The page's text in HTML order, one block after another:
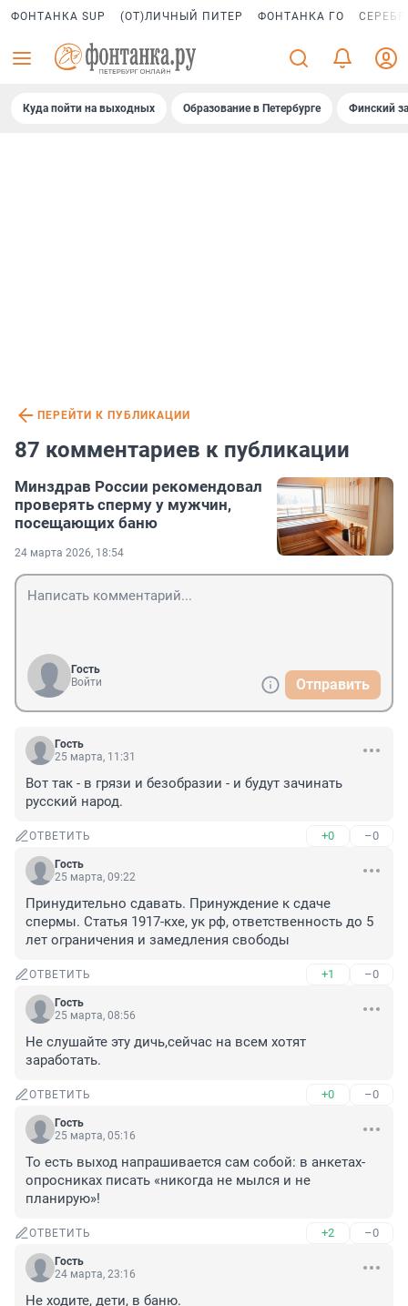
ФОНТАНКА SUP (ОТ)ЛИЧНЫЙ ПИТЕР ФОНТАНКА ГО
Куда пойти на выходных Образование в Петербурге Финский
ПЕРЕЙТИ К ПУБЛИКАЦИИ
87 комментариев к публикации
Минздрав России рекомендовал
проверять сперму у мужчин,
посещающих баню
24 марта 2026, 18:54
Гость
Войти
Отправить
Гость
25 марта, 11:31
Вот так - в грязи и безобразии - и будут зачинать
русский народ.
ОТВЕТИТЬ +0 –0
Гость
25 марта, 09:22
Принудительно сдавать. Принуждение к сдаче
спермы. Статья 1917-кхе, ук рф, ответственность до 5
лет ограничения и замедления свободы
ОТВЕТИТЬ +1 –0
Гость
25 марта, 08:56
Не слушайте эту дичь,сейчас на всем хотят
заработать.
ОТВЕТИТЬ +0 –0
Гость
25 марта, 05:16
То есть выход напрашивается сам собой: в анкетах-
опросниках писать «никогда не мылся и не
планирую»!
ОТВЕТИТЬ +2 –0
Гость
24 марта, 23:16
Не ходите, дети, в баню.